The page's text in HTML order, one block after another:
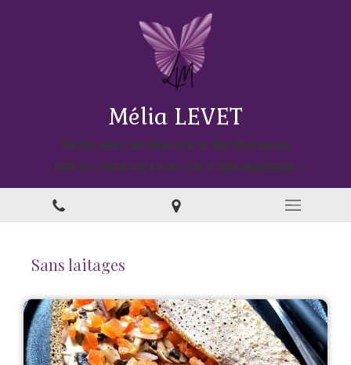
Mélia LEVET
Diététicienne nutritionniste et Nutrithérapeute
- RDV sur Clarafond-Arcine (74) & téléconsultation –
Sans laitages